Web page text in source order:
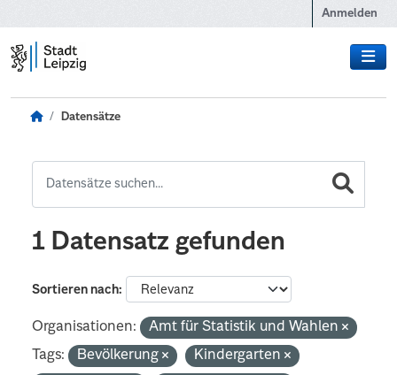
Anmelden
Datensätze
1 Datensatz gefunden
Sortieren nach
Organisationen:
Amt für Statistik und Wahlen
Tags:
Bevölkerung
Kindergarten